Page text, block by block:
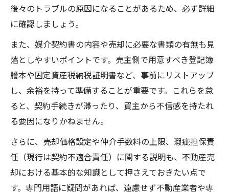
後々のトラブルの原因になることがあるため、必ず詳細
に確認しましょう。
また、媒介契約書の内容や売却に必要な書類の有無も見
落としやすいポイントです。売主側で用意すべき登記簿
謄本や固定資産税納税証明書など、事前にリストアップ
し、余裕を持って準備することが重要です。これらを怠
ると、契約手続きが滞ったり、買主から不信感を持たれ
る要因になりかねません。
さらに、売却価格設定や仲介手数料の上限、瑕疵担保責
任（現行は契約不適合責任）に関する説明も、不動産売
却における基本的な知識として押さえておきたい点で
す。専門用語に疑問があれば、遠慮せず不動産業者や専